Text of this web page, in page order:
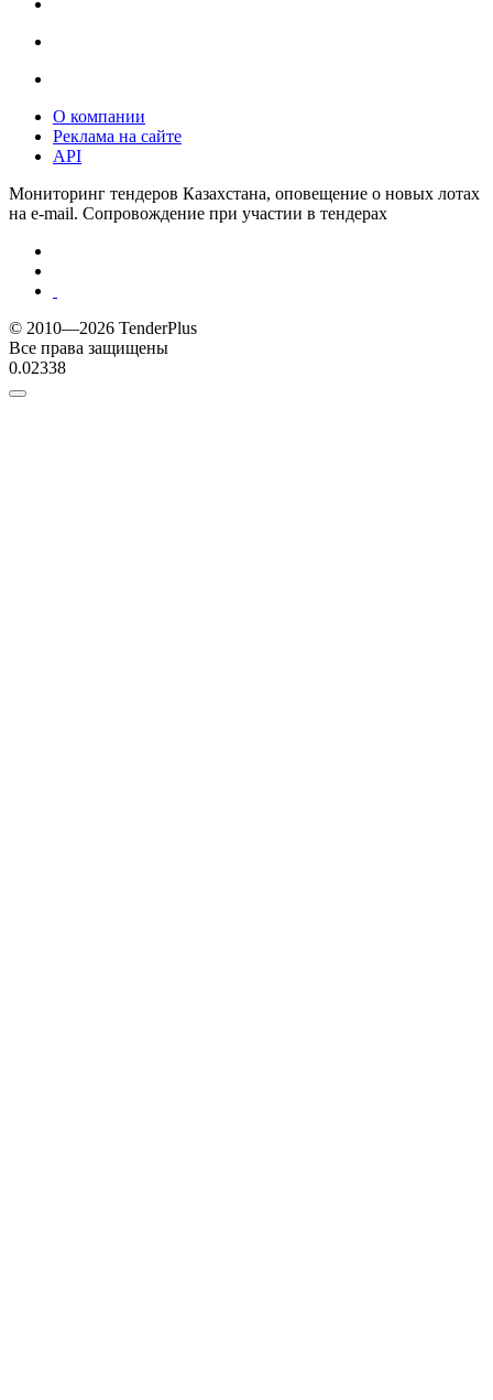
О компании
Реклама на сайте
API
Мониторинг тендеров Казахстана, оповещение о новых лотах
на e-mail. Сопровождение при участии в тендерах
© 2010—2026 TenderPlus
Все права защищены
0.02338